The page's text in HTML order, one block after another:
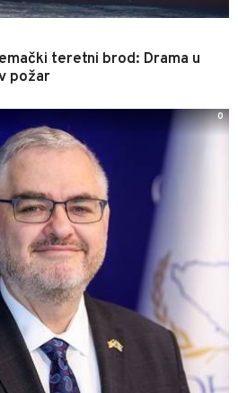
teretni brod: Drama u
požar
0